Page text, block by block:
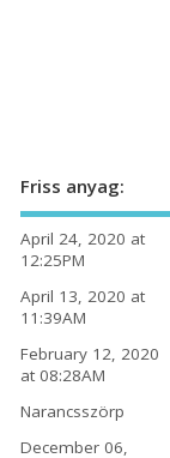
Friss anyag:
April 24, 2020 at
12:25PM
April 13, 2020 at
11:39AM
February 12, 2020
at 08:28AM
Narancsszörp
December 06,